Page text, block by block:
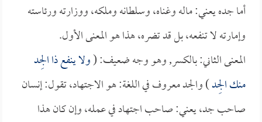
أما جده يعني: ماله وغناه، وسلطانه وملكه، ووزارته ورئاسته
وإمارته لا تنفعه، بل قد تضره، هذا هو المعنى الأول.
المعنى الثاني: بالكسر, وهو وجه ضعيف: (ولا ينفع ذا الجِد
منك الجِد) والجد معروف في اللغة: هو الاجتهاد، تقول: إنسان
صاحب جد، يعني: صاحب اجتهاد في عمله، وإن كان هذا